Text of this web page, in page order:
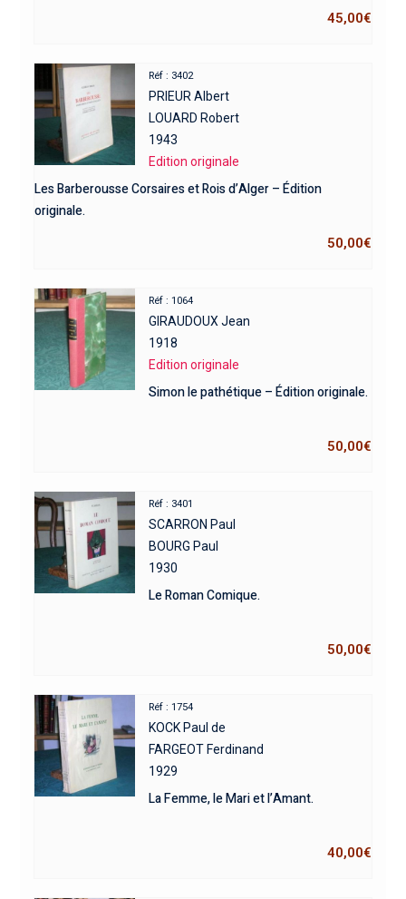
45,00€
Réf : 3402
PRIEUR Albert
LOUARD Robert
1943
Edition originale
Les Barberousse Corsaires et Rois d’Alger – Édition
originale.
50,00€
Réf : 1064
GIRAUDOUX Jean
1918
Edition originale
Simon le pathétique – Édition originale.
50,00€
Réf : 3401
SCARRON Paul
BOURG Paul
1930
Le Roman Comique.
50,00€
Réf : 1754
KOCK Paul de
FARGEOT Ferdinand
1929
La Femme, le Mari et l’Amant.
40,00€